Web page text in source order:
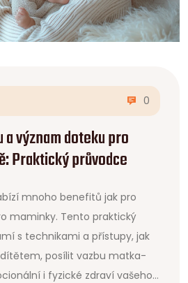
0
a význam doteku pro
Praktický průvodce
mnoho benefitů jak pro
maminky. Tento praktický
s technikami a přístupy, jak
posílit vazbu matka-
i fyzické zdraví vašeho